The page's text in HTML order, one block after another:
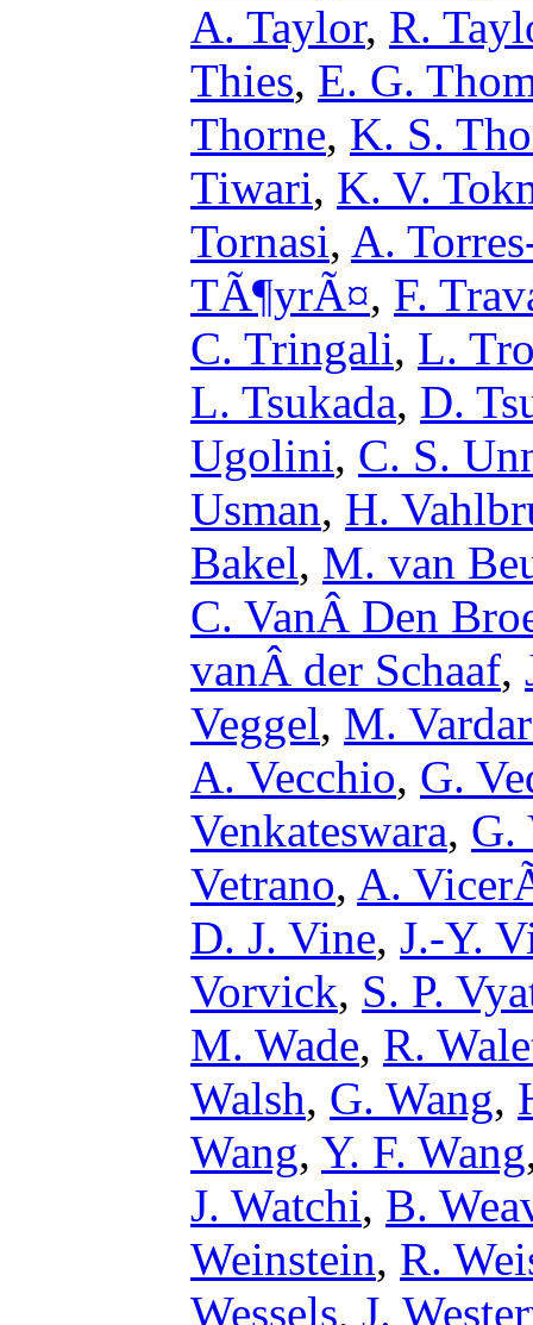
A. Taylor, R.
Thies, E. G.
Thorne, K. S.
Tiwari, K. V.
Tornasi, A.
TÃ¶yrÃ¤, F.
C. Tringali, L.
L. Tsukada, D.
Ugolini, C. S.
Usman, H.
Bakel, M. van
C. VanÂ Den
vanÂ der Schaaf,
Veggel, M.
A. Vecchio, G.
Venkateswara, G.
Vetrano, A.
D. J. Vine, J.-Y.
Vorvick, S. P.
M. Wade, R.
Walsh, G. Wang,
Wang, Y. F. Wang
J. Watchi, B.
Weinstein, R.
Wessels, J.